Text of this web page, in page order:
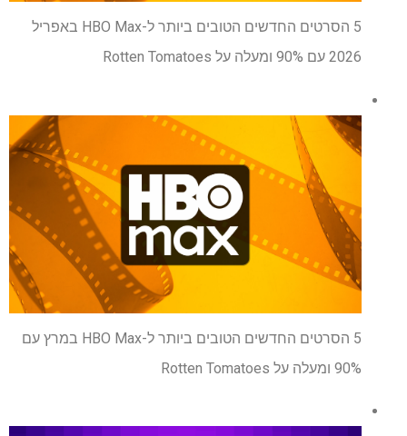
5 הסרטים החדשים הטובים ביותר ל-HBO Max באפריל
2026 עם 90% ומעלה על Rotten Tomatoes
5 הסרטים החדשים הטובים ביותר ל-HBO Max במרץ עם
90% ומעלה על Rotten Tomatoes